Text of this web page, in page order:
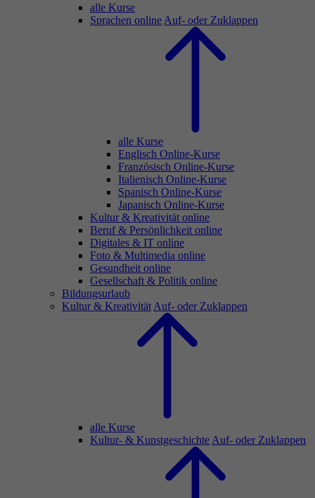
alle Kurse
Sprachen online Auf- oder Zuklappen
alle Kurse
Englisch Online-Kurse
Französisch Online-Kurse
Italienisch Online-Kurse
Spanisch Online-Kurse
Japanisch Online-Kurse
Kultur & Kreativität online
Beruf & Persönlichkeit online
Digitales & IT online
Foto & Multimedia online
Gesundheit online
Gesellschaft & Politik online
Bildungsurlaub
Kultur & Kreativität Auf- oder Zuklappen
alle Kurse
Kultur- & Kunstgeschichte Auf- oder Zuklappen